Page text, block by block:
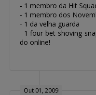
- 1 membro da Hit
- 1 membro dos
- 1 da velha guarda
- 1 four-bet-shoving-
do online!
Out 01, 2009